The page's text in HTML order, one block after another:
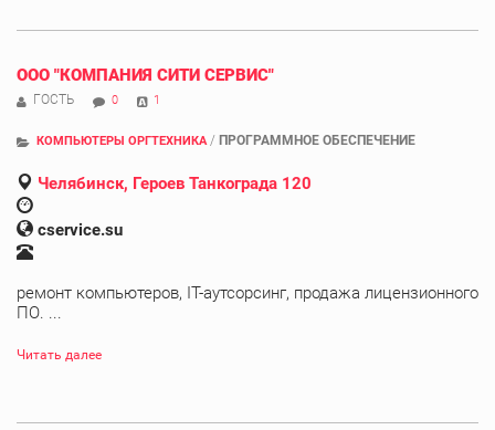
ООО "КОМПАНИЯ СИТИ СЕРВИС"
ГОСТЬ 0 1
КОМПЬЮТЕРЫ ОРГТЕХНИКА/ ПРОГРАММНОЕ ОБЕСПЕЧЕНИЕ
Челябинск, Героев Танкограда 120
cservice.su
ремонт компьютеров, IT-аутсорсинг, продажа лицензионного
ПО. ...
Читать далее